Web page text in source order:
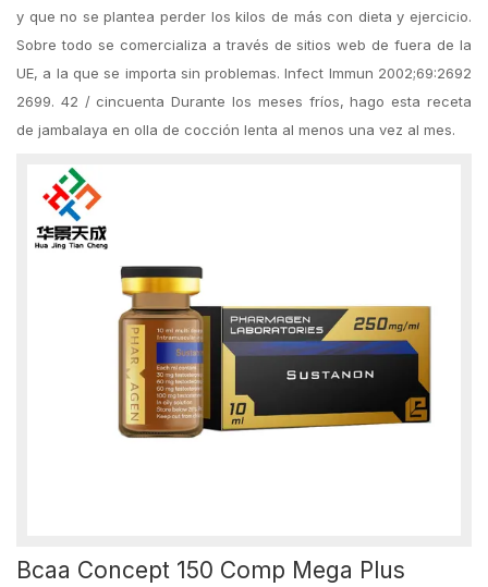
y que no se plantea perder los kilos de más con dieta y ejercicio.
Sobre todo se comercializa a través de sitios web de fuera de la
UE, a la que se importa sin problemas. Infect Immun 2002;69:2692
2699. 42 / cincuenta Durante los meses fríos, hago esta receta
de jambalaya en olla de cocción lenta al menos una vez al mes.
Bcaa Concept 150 Comp Mega Plus